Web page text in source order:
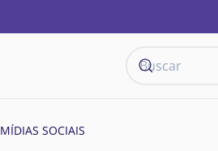
MÍDIAS SOCIAIS